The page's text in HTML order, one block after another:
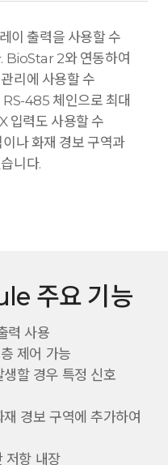
출력을 사용할 수
BioStar 2와 연동하여
리에 사용할 수
485 체인으로 최대
입력도 사용할 수
나 화재 경보 구역과
니다.
주요 기능
력 사용
제어 가능
할 경우 특정 신호
경보 구역에 추가하여
저항 내장